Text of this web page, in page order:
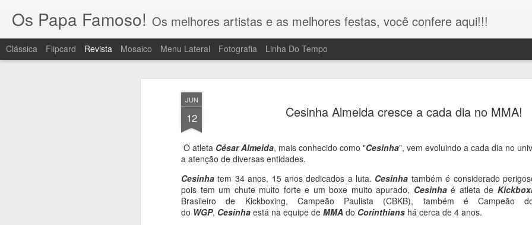
JUN
12 Cesinha Almeida cresce a cada dia no MMA!
O atleta César Almeida, mais conhecido como "Cesinha", vem evoluindo a cada dia no
a atenção de diversas entidades.
Cesinha tem 34 anos, 15 anos dedicados a luta. Cesinha também é considerado
pois tem um chute muito forte e um boxe muito apurado, Cesinhaé atleta de
Brasileiro de Kickboxing, Campeão Paulista (CBKB), também é Campeão
do WGP, Cesinha está na equipe de MMA do Corinthians há cerca de 4 anos.
Os Papa Famoso! Os melhores artistas e as melhores festas, você confere aqui!!!
Clássica Flipcard Revista Mosaico Menu Lateral Fotografia Linha Do Tempo
17
ganha "Três Graças" de
Na noite da última segunda feira 16/03, o ator, diretor e escritor
"A Partilha e outras peças teatrais", na Livraria da Vila na Av.
Paulista e reuniu fãs e amigos.
Durante o evento, Miguel Falabella recebeu um presente